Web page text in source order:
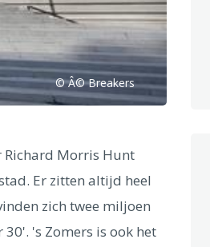
© Â© Breakers
Richard Morris Hunt
Er zitten altijd heel
zich twee miljoen
's Zomers is ook het